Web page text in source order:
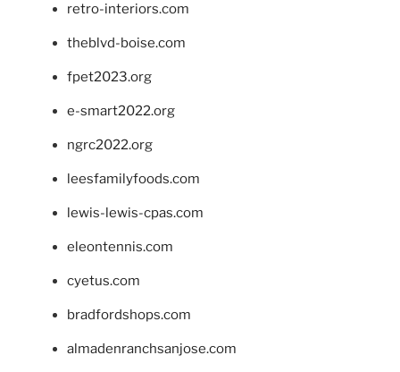
retro-interiors.com
theblvd-boise.com
fpet2023.org
e-smart2022.org
ngrc2022.org
leesfamilyfoods.com
lewis-lewis-cpas.com
eleontennis.com
cyetus.com
bradfordshops.com
almadenranchsanjose.com